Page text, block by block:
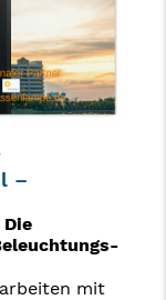
–
mit